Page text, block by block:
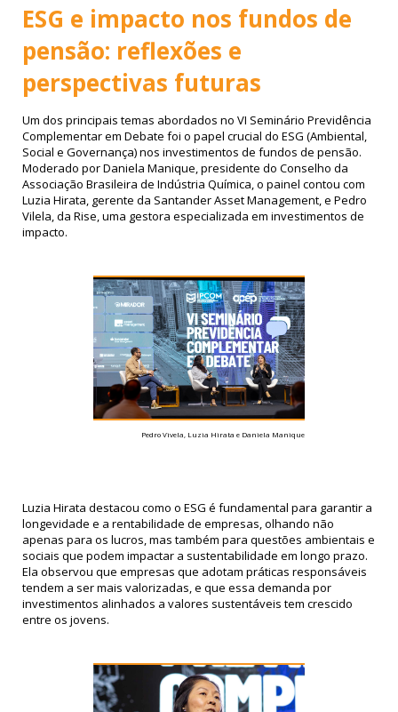
ESG e impacto nos fundos de
pensão: reflexões e
perspectivas futuras
Um dos principais temas abordados no VI Seminário Previdência
Complementar em Debate foi o papel crucial do ESG (Ambiental,
Social e Governança) nos investimentos de fundos de pensão.
Moderado por Daniela Manique, presidente do Conselho da
Associação Brasileira de Indústria Química, o painel contou com
Luzia Hirata, gerente da Santander Asset Management, e Pedro
Vilela, da Rise, uma gestora especializada em investimentos de
impacto.
Pedro Vivela, Luzia Hirata e Daniela Manique
Luzia Hirata destacou como o ESG é fundamental para garantir a
longevidade e a rentabilidade de empresas, olhando não
apenas para os lucros, mas também para questões ambientais e
sociais que podem impactar a sustentabilidade em longo prazo.
Ela observou que empresas que adotam práticas responsáveis
tendem a ser mais valorizadas, e que essa demanda por
investimentos alinhados a valores sustentáveis tem crescido
entre os jovens.